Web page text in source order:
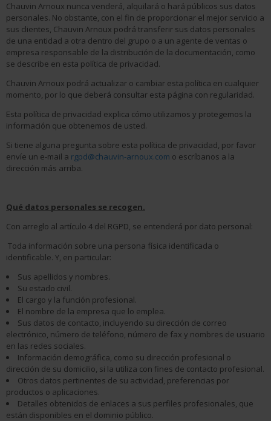
Chauvin Arnoux nunca venderá, alquilará o hará públicos sus datos
personales. No obstante, con el fin de proporcionar el mejor servicio a
sus clientes, Chauvin Arnoux podrá transferir sus datos personales
de una entidad a otra dentro del grupo o a un agente de ventas o
empresa responsable de la distribución de la documentación, como
se describe en esta política de privacidad.
Chauvin Arnoux podrá actualizar o cambiar esta política en cualquier
momento, por lo que deberá consultar esta página con regularidad.
Esta política de privacidad explica cómo utilizamos y protegemos la
información que obtenemos de usted.
Si tiene alguna pregunta sobre esta política de privacidad, por favor
envíe un e-mail a rgpd@chauvin-arnoux.com o escríbanos a la
dirección más arriba.
Qué datos personales se recogen.
Con arreglo al artículo 4 del RGPD, se entenderá por dato personal:
Toda información sobre una persona física identificada o
identificable. Y, en particular:
Sus apellidos y nombres.
Su estado civil.
El cargo y la función profesional.
El nombre de la empresa que lo emplea.
Sus datos de contacto, incluyendo su dirección de correo
electrónico, número de teléfono, número de fax y nombres de usuario
en las redes sociales.
Información demográfica, como su dirección profesional o
dirección de su domicilio, si la utiliza con fines de contacto profesional.
Otros datos pertinentes de su actividad, preferencias por
productos o aplicaciones.
Detalles obtenidos de enlaces a sus perfiles profesionales, que
están disponibles en el dominio público.